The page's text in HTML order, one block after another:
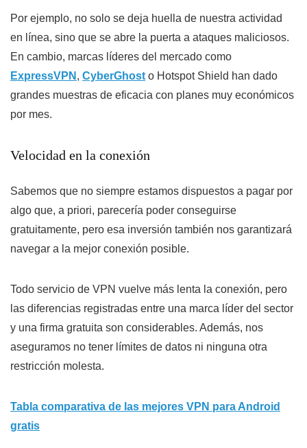
Por ejemplo, no solo se deja huella de nuestra actividad
en línea, sino que se abre la puerta a ataques maliciosos.
En cambio, marcas líderes del mercado como
ExpressVPN , CyberGhost o Hotspot Shield han dado
grandes muestras de eficacia con planes muy económicos
por mes.
Velocidad en la conexión
Sabemos que no siempre estamos dispuestos a pagar por
algo que, a priori, parecería poder conseguirse
gratuitamente, pero esa inversión también nos garantizará
navegar a la mejor conexión posible.
Todo servicio de VPN vuelve más lenta la conexión, pero
las diferencias registradas entre una marca líder del sector
y una firma gratuita son considerables. Además, nos
aseguramos no tener límites de datos ni ninguna otra
restricción molesta.
Tabla comparativa de las mejores VPN para Android
gratis